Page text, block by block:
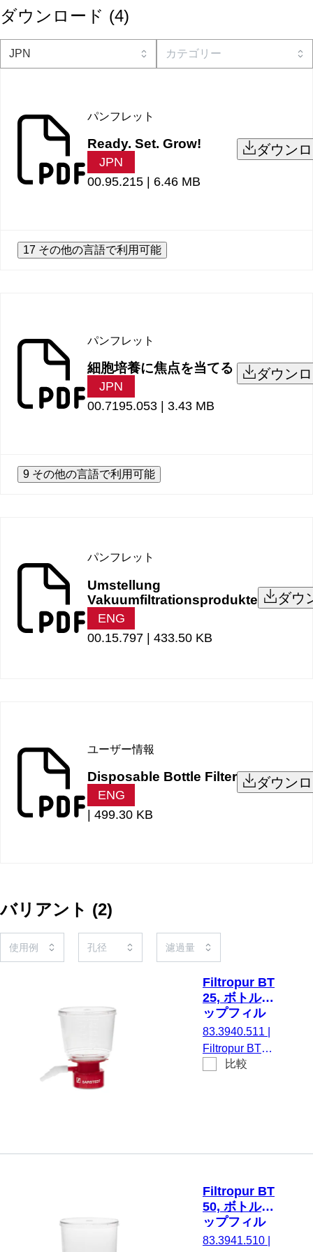
ダウンロード (4)
パンフレット
Ready. Set. Grow!
JPN
00.95.215 | 6.46 MB
ダウン
17 その他の言語で利用可能
パンフレット
細胞培養に焦点を当てる
JPN
00.7195.053 | 3.43 MB
ダウン
9 その他の言語で利用可能
パンフレット
Umstellung
Vakuumfiltrationsprodukte
ENG
00.15.797 | 433.50 KB
ダウ
ユーザー情報
Disposable Bottle Filter
ENG
499.30 KB
ダウン
バリアント (2)
Filtropur BT
25, ボトルト
ップフィル
ター, 250
ml, PES,
0.22 µm
83.3940.511
Filtropur BT
25, ボトルト
ポアサイズ：
0.22 µm, 滅菌
パイロジェン
比較
Filtropur BT
50, ボトルト
ップフィル
ター, 500
83.3941.510